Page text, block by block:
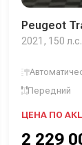
Peugeot
2021, 150
Передний
ЦЕНА ПО
2 229